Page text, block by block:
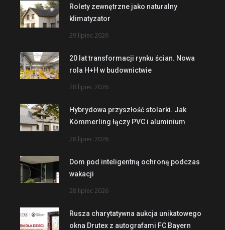
Rolety zewnętrzne jako naturalny
klimatyzator
29 lipiec 2026
20 lat transformacji rynku ścian. Nowa
rola H+H w budownictwie
28 lipiec 2026
Hybrydowa przyszłość stolarki. Jak
Kömmerling łączy PVC i aluminium
28 lipiec 2026
Dom pod inteligentną ochroną podczas
wakacji
28 lipiec 2026
Rusza charytatywna aukcja unikatowego
okna Drutex z autografami FC Bayern